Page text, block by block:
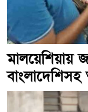
মালয়েশিয়ায়